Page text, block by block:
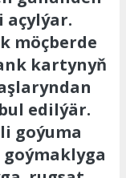
açylýar.
möçberde
kartynyň
edilýär.
goýuma